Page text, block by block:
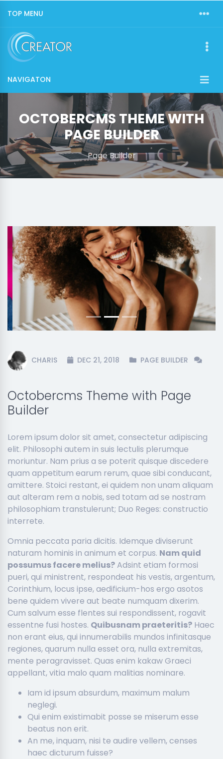
TOP MENU
NAVIGATON
OCTOBERCMS THEME WITH
PAGE BUILDER
Page Builder
Previous Next
CHARIS DEC 21, 2018 PAGE BUILDER
Octobercms Theme with Page
Builder
Lorem ipsum dolor sit amet, consectetur adipiscing
elit. Philosophi autem in suis lectulis plerumque
moriuntur. Nam prius a se poterit quisque discedere
quam appetitum earum rerum, quae sibi conducant,
amittere. Stoici restant, ei quidem non unam aliquam
aut alteram rem a nobis, sed totam ad se nostram
philosophiam transtulerunt; Duo Reges: constructio
interrete.
Omnia peccata paria dicitis. Idemque diviserunt
naturam hominis in animum et corpus. Nam quid
possumus facere melius?Adsint etiam formosi
pueri, qui ministrent, respondeat his vestis, argentum,
Corinthium, locus ipse, aedificium-hos ergo asotos
bene quidem vivere aut beate numquam dixerim.
Cum salvum esse flentes sui respondissent, rogavit
essentne fusi hostes. Quibusnam praeteritis? Haec
non erant eius, qui innumerabilis mundos infinitasque
regiones, quarum nulla esset ora, nulla extremitas,
mente peragravisset. Quas enim kakaw Graeci
appellant, vitia malo quam malitias nominare.
Iam id ipsum absurdum, maximum malum
neglegi.
Qui enim existimabit posse se miserum esse
beatus non erit.
An me, inquam, nisi te audire vellem, censes
haec dicturum fuisse?